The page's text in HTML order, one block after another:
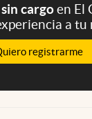
cargoen El
a tu
registrarme